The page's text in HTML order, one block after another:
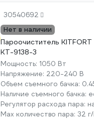
30540692
Нет в наличии
Пароочиститель
КТ-9138-3
Мощность: 1050 Вт
Напряжение: 220-240 В
Объем съемного бачка:
Наличие съемного бачка:
Регулятор расхода пара:
Мах количество пара: 32